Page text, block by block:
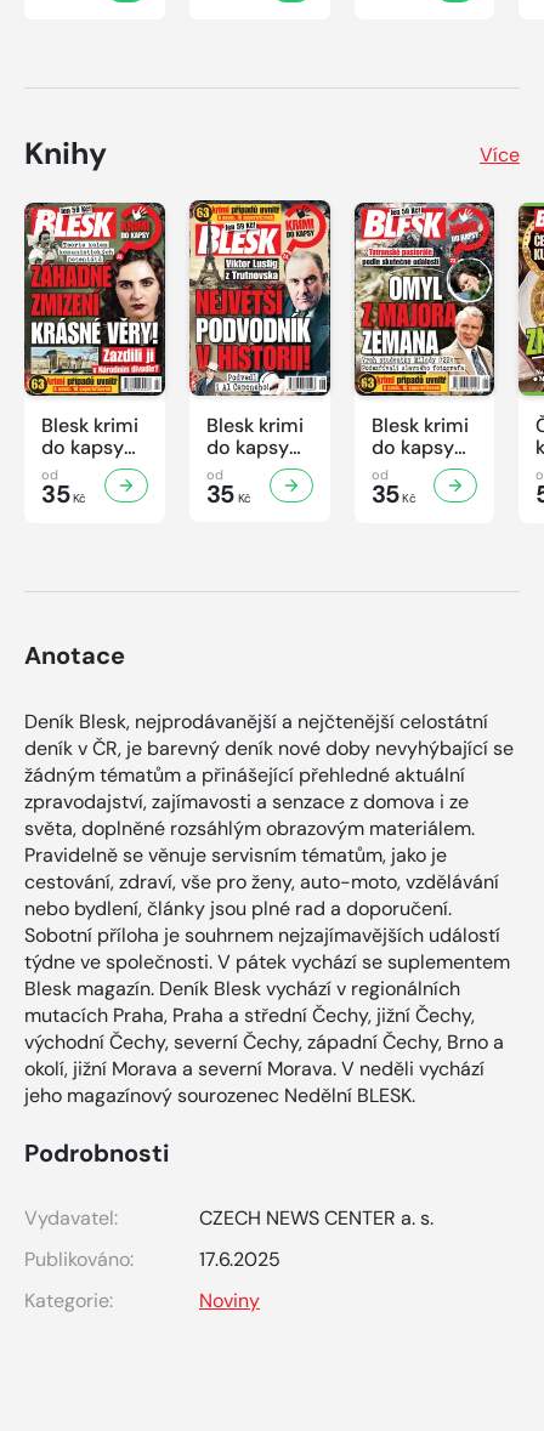
Knihy Více
Blesk krimi
do kapsy
č.7/2026
od
35Kč
Blesk krimi
do kapsy
č.6/2026
od
35Kč
Blesk krimi
do kapsy
č.5/2026
od
35Kč
Anotace
Deník Blesk, nejprodávanější a nejčtenější celostátní
deník v ČR, je barevný deník nové doby nevyhýbající se
žádným tématům a přinášející přehledné aktuální
zpravodajství, zajímavosti a senzace z domova i ze
světa, doplněné rozsáhlým obrazovým materiálem.
Pravidelně se věnuje servisním tématům, jako je
cestování, zdraví, vše pro ženy, auto-moto, vzdělávání
nebo bydlení, články jsou plné rad a doporučení.
Sobotní příloha je souhrnem nejzajímavějších událostí
týdne ve společnosti. V pátek vychází se suplementem
Blesk magazín. Deník Blesk vychází v regionálních
mutacích Praha, Praha a střední Čechy, jižní Čechy,
východní Čechy, severní Čechy, západní Čechy, Brno a
okolí, jižní Morava a severní Morava. V neděli vychází
jeho magazínový sourozenec Nedělní BLESK.
Podrobnosti
Vydavatel:
CZECH NEWS CENTER a. s.
Publikováno:
17.6.2025
Kategorie:
Noviny